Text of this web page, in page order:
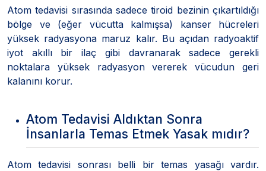
Atom tedavisi sırasında sadece tiroid bezinin çıkartıldığı
bölge ve (eğer vücutta kalmışsa) kanser hücreleri
yüksek radyasyona maruz kalır. Bu açıdan radyoaktif
iyot akıllı bir ilaç gibi davranarak sadece gerekli
noktalara yüksek radyasyon vererek vücudun geri
kalanını korur.
Atom Tedavisi Aldıktan Sonra
İnsanlarla Temas Etmek Yasak mıdır?
Atom tedavisi sonrası belli bir temas yasağı vardır.